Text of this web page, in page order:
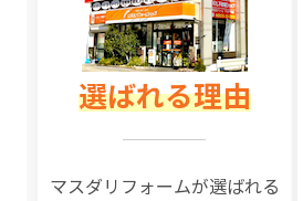
選ばれる理由
マスダリフォームが選ばれる